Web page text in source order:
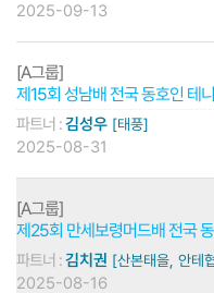
2025-09-13
[A그룹]
제15회 성남배 전국 동호인 테
파트너 :김성우 [태풍]
2025-08-31
[A그룹]
제25회 만세보령머드배 전국
파트너 :김치권 [산본태을, 안테
2025-08-16